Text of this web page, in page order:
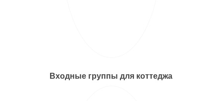
Входные группы для коттеджа